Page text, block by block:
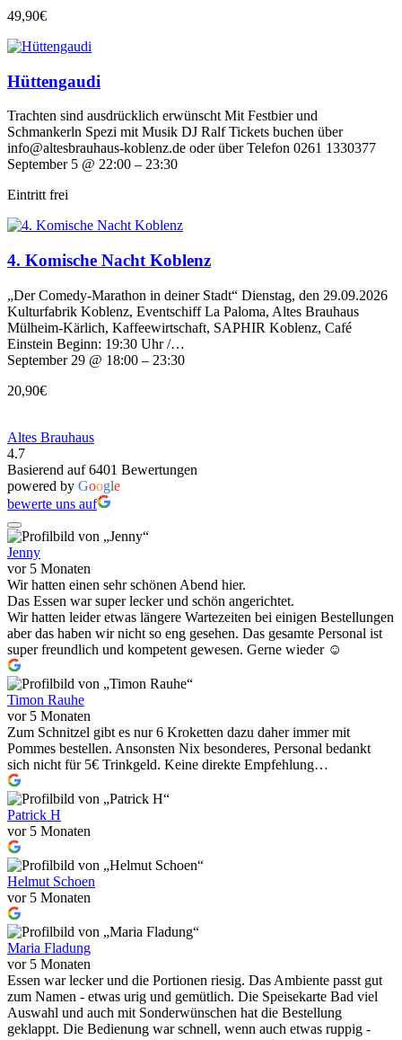
49,90€
Hüttengaudi
Trachten sind ausdrücklich erwünscht Mit Festbier und
Schmankerln Spezi mit Musik DJ Ralf Tickets buchen über
info@altesbrauhaus-koblenz.de oder über Telefon 0261 1330377
September 5 @ 22:00 – 23:30
Eintritt frei
4. Komische Nacht Koblenz
„Der Comedy-Marathon in deiner Stadt“ Dienstag, den 29.09.2026
Kulturfabrik Koblenz, Eventschiff La Paloma, Altes Brauhaus
Mülheim-Kärlich, Kaffeewirtschaft, SAPHIR Koblenz, Café
Einstein Beginn: 19:30 Uhr /…
September 29 @ 18:00 – 23:30
20,90€
Altes Brauhaus
4.7
Basierend auf 6401 Bewertungen
powered by Google
bewerte uns auf
Jenny
vor 5 Monaten
Wir hatten einen sehr schönen Abend hier.
Das Essen war super lecker und schön angerichtet.
Wir hatten leider etwas längere Wartezeiten bei einigen Bestellungen
aber das haben wir nicht so eng gesehen. Das gesamte Personal ist
super freundlich und kompetent gewesen. Gerne wieder ☺️
Timon Rauhe
vor 5 Monaten
Zum Schnitzel gibt es nur 6 Kroketten dazu daher immer mit
Pommes bestellen. Ansonsten Nix besonderes, Personal bedankt
sich nicht für 5€ Trinkgeld. Keine direkte Empfehlung…
Patrick H
vor 5 Monaten
Helmut Schoen
vor 5 Monaten
Maria Fladung
vor 5 Monaten
Essen war lecker und die Portionen riesig. Das Ambiente passt gut
zum Namen - etwas urig und gemütlich. Die Speisekarte Bad viel
Auswahl und auch mit Sonderwünschen hat die Bestellung
geklappt. Die Bedienung war schnell, wenn auch etwas ruppig -